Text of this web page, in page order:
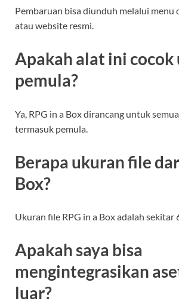
Pembaruan bisa diunduh melalui menu
atau website resmi.
Apakah alat ini
pemula?
Ya, RPG in a Box dirancang untuk
termasuk pemula.
Berapa ukuran file
Box?
Ukuran file RPG in a Box adalah sekitar
Apakah saya bisa
mengintegrasikan
luar?